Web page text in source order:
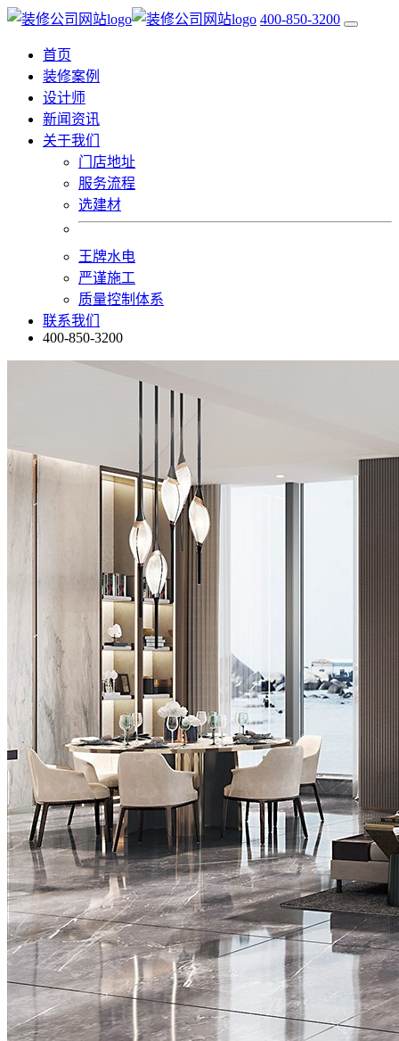
400-850-3200
首页
装修案例
设计师
新闻资讯
关于我们
门店地址
服务流程
选建材
王牌水电
严谨施工
质量控制体系
联系我们
400-850-3200